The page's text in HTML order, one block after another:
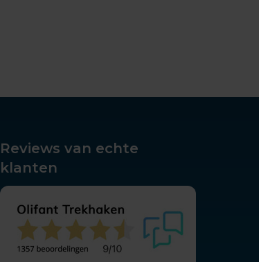
Reviews van echte
klanten